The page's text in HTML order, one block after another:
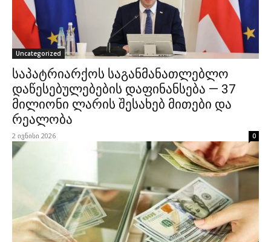
Uncategorized
საპატრიარქოს საგანმანათლებლო
დაწესებულებების დაფინანსება — 37
მილიონი ლარის შესახებ მითები და
რეალობა
2 ივნისი 2026 0